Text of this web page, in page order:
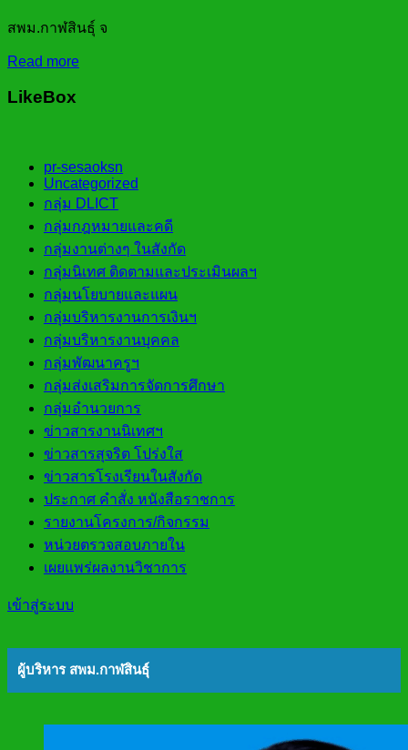
สพม.กาฬสินธุ์ จ
Read more
LikeBox
pr-sesaoksn
Uncategorized
กลุ่ม DLICT
กลุ่มกฎหมายและคดี
กลุ่มงานต่างๆ ในสังกัด
กลุ่มนิเทศ ติดตามและประเมินผลฯ
กลุ่มนโยบายและแผน
กลุ่มบริหารงานการเงินฯ
กลุ่มบริหารงานบุคคล
กลุ่มพัฒนาครูฯ
กลุ่มส่งเสริมการจัดการศึกษา
กลุ่มอำนวยการ
ข่าวสารงานนิเทศฯ
ข่าวสารสุจริต โปร่งใส
ข่าวสารโรงเรียนในสังกัด
ประกาศ คำสั่ง หนังสือราชการ
รายงานโครงการ/กิจกรรม
หน่วยตรวจสอบภายใน
เผยแพร่ผลงานวิชาการ
เข้าสู่ระบบ
ผู้บริหาร สพม.กาฬสินธุ์